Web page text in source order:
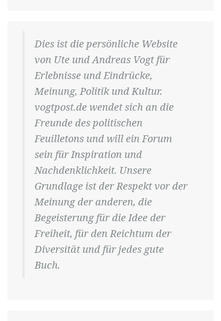
Dies ist die persönliche Website
von Ute und Andreas Vogt für
Erlebnisse und Eindrücke,
Meinung, Politik und Kultur.
vogtpost.de wendet sich an die
Freunde des politischen
Feuilletons und will ein Forum
sein für Inspiration und
Nachdenklichkeit. Unsere
Grundlage ist der Respekt vor der
Meinung der anderen, die
Begeisterung für die Idee der
Freiheit, für den Reichtum der
Diversität und für jedes gute
Buch.